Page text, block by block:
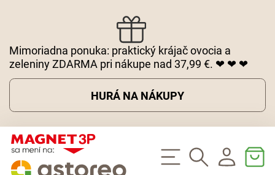
Mimoriadna ponuka: praktický krájač ovocia a
zeleniny ZDARMA pri nákupe nad 37,99 €. ❤ ❤ ❤
HURÁ NA NÁKUPY